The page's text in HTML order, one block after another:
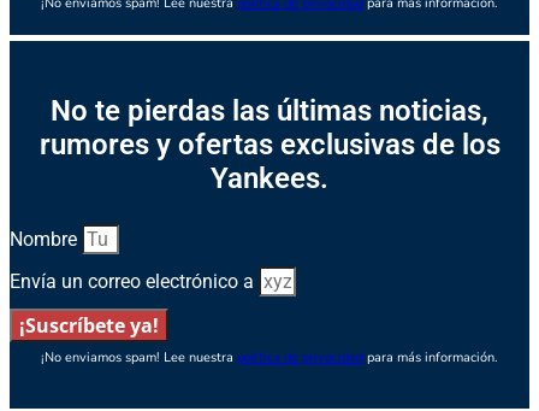
No te pierdas las últimas noticias,
rumores y ofertas exclusivas de los
Yankees.
Nombre
Envía un correo electrónico a
¡Suscríbete ya!
¡No enviamos spam! Lee nuestra política de privacidad para más información.